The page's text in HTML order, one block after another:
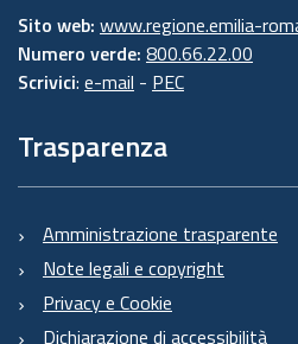
Sito web: www.regione.emilia-
Numero verde: 800.66.22.00
Scrivici: e-mail - PEC
Trasparenza
Amministrazione trasparente
Note legali e copyright
Privacy e Cookie
Dichiarazione di accessibilità